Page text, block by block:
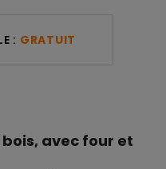
: GRATUIT
bois, avec four et